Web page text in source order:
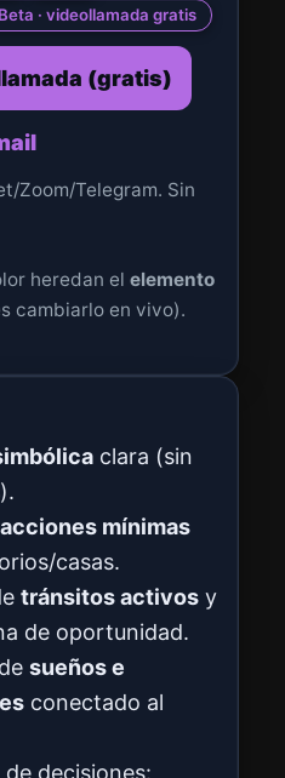
Beta · videollamada gratis
(gratis)
Zoom/Telegram. Sin
heredan elelemento
cambiarlo en vivo).
clara (sin
acciones mínimas
casas.
tránsitos activosy
de oportunidad.
sueños e
conectado al
decisiones: